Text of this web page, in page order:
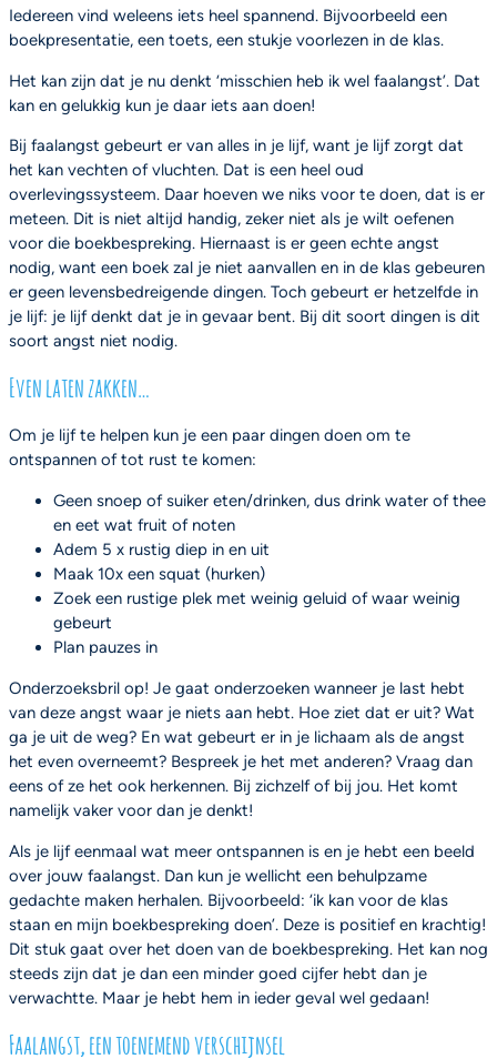
Iedereen vind weleens iets heel spannend. Bijvoorbeeld een
boekpresentatie, een toets, een stukje voorlezen in de klas.
Het kan zijn dat je nu denkt ‘misschien heb ik wel faalangst’. Dat
kan en gelukkig kun je daar iets aan doen!
Bij faalangst gebeurt er van alles in je lijf, want je lijf zorgt dat
het kan vechten of vluchten. Dat is een heel oud
overlevingssysteem. Daar hoeven we niks voor te doen, dat is er
meteen. Dit is niet altijd handig, zeker niet als je wilt oefenen
voor die boekbespreking. Hiernaast is er geen echte angst
nodig, want een boek zal je niet aanvallen en in de klas gebeuren
er geen levensbedreigende dingen. Toch gebeurt er hetzelfde in
je lijf: je lijf denkt dat je in gevaar bent. Bij dit soort dingen is dit
soort angst niet nodig.
Even laten zakken…
Om je lijf te helpen kun je een paar dingen doen om te
ontspannen of tot rust te komen:
Geen snoep of suiker eten/drinken, dus drink water of thee
en eet wat fruit of noten
Adem 5 x rustig diep in en uit
Maak 10x een squat (hurken)
Zoek een rustige plek met weinig geluid of waar weinig
gebeurt
Plan pauzes in
Onderzoeksbril op! Je gaat onderzoeken wanneer je last hebt
van deze angst waar je niets aan hebt. Hoe ziet dat er uit? Wat
ga je uit de weg? En wat gebeurt er in je lichaam als de angst
het even overneemt? Bespreek je het met anderen? Vraag dan
eens of ze het ook herkennen. Bij zichzelf of bij jou. Het komt
namelijk vaker voor dan je denkt!
Als je lijf eenmaal wat meer ontspannen is en je hebt een beeld
over jouw faalangst. Dan kun je wellicht een behulpzame
gedachte maken herhalen. Bijvoorbeeld: ‘ik kan voor de klas
staan en mijn boekbespreking doen’. Deze is positief en krachtig!
Dit stuk gaat over het doen van de boekbespreking. Het kan nog
steeds zijn dat je dan een minder goed cijfer hebt dan je
verwachtte. Maar je hebt hem in ieder geval wel gedaan!
Faalangst, een toenemend verschijnsel